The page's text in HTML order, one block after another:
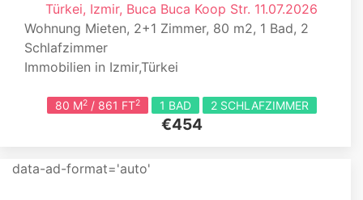
Türkei, Izmir, Buca Buca Koop Str. 11.07.2026
Wohnung Mieten, 2+1 Zimmer, 80 m2, 1 Bad, 2
Schlafzimmer
Immobilien in Izmir,Türkei
80 M2/ 861 FT2 1 BAD 2 SCHLAFZIMMER
€454
data-ad-format='auto'